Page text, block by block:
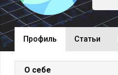
Профиль Cтатьи
О себе